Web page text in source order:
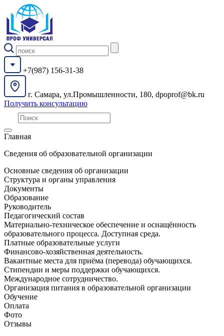
+7(987) 156-31-38
г. Самара, ул.Промышленности, 180, dpoprof@bk.ru
Получить консультацию
Главная
Сведения об образовательной организации
Основные сведения об организации
Структура и органы управления
Документы
Образование
Руководитель
Педагогический состав
Материально-техническое обеспечение и оснащённость
образовательного процесса. Доступная среда.
Платные образовательные услуги
Финансово-хозяйственная деятельность.
Вакантные места для приёма (перевода) обучающихся.
Стипендии и меры поддержки обучающихся.
Международное сотрудничество.
Организация питания в образовательной организации
Обучение
Оплата
Фото
Отзывы